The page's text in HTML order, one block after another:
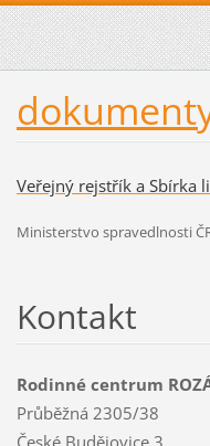
Veřejný rejstřík a Sbírka
Ministerstvo spravedlnosti
Kontakt
Rodinné centrum
Průběžná 2305/38
České Budějovice 3